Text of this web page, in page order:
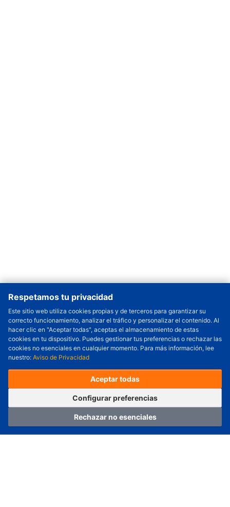
Respetamos tu privacidad
Este sitio web utiliza cookies propias y de terceros para garantizar su
correcto funcionamiento, analizar el tráfico y personalizar el contenido. Al
hacer clic en "Aceptar todas", aceptas el almacenamiento de estas
cookies en tu dispositivo. Puedes gestionar tus preferencias o rechazar las
cookies no esenciales en cualquier momento. Para más información, lee
nuestro: Aviso de Privacidad
Aceptar todas
Configurar preferencias
Rechazar no esenciales
Cantidad a Ordenar - +
Revisar precio y fecha de envío
Precio unitario (USD) :---
(con IVA (USD)) :--- (con IVA (USD)) :---
---
Pedir ahora
Agregar al carrito